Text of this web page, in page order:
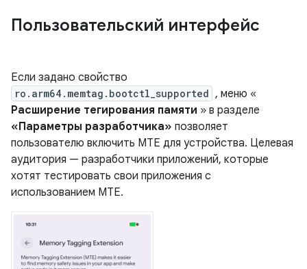
Пользовательский интерфейс
Если задано свойство
ro.arm64.memtag.bootctl_supported , меню «
Расширение тегирования памяти » в разделе
«Параметры разработчика» позволяет
пользователю включить MTE для устройства. Целевая
аудитория — разработчики приложений, которые
хотят тестировать свои приложения с
использованием MTE.